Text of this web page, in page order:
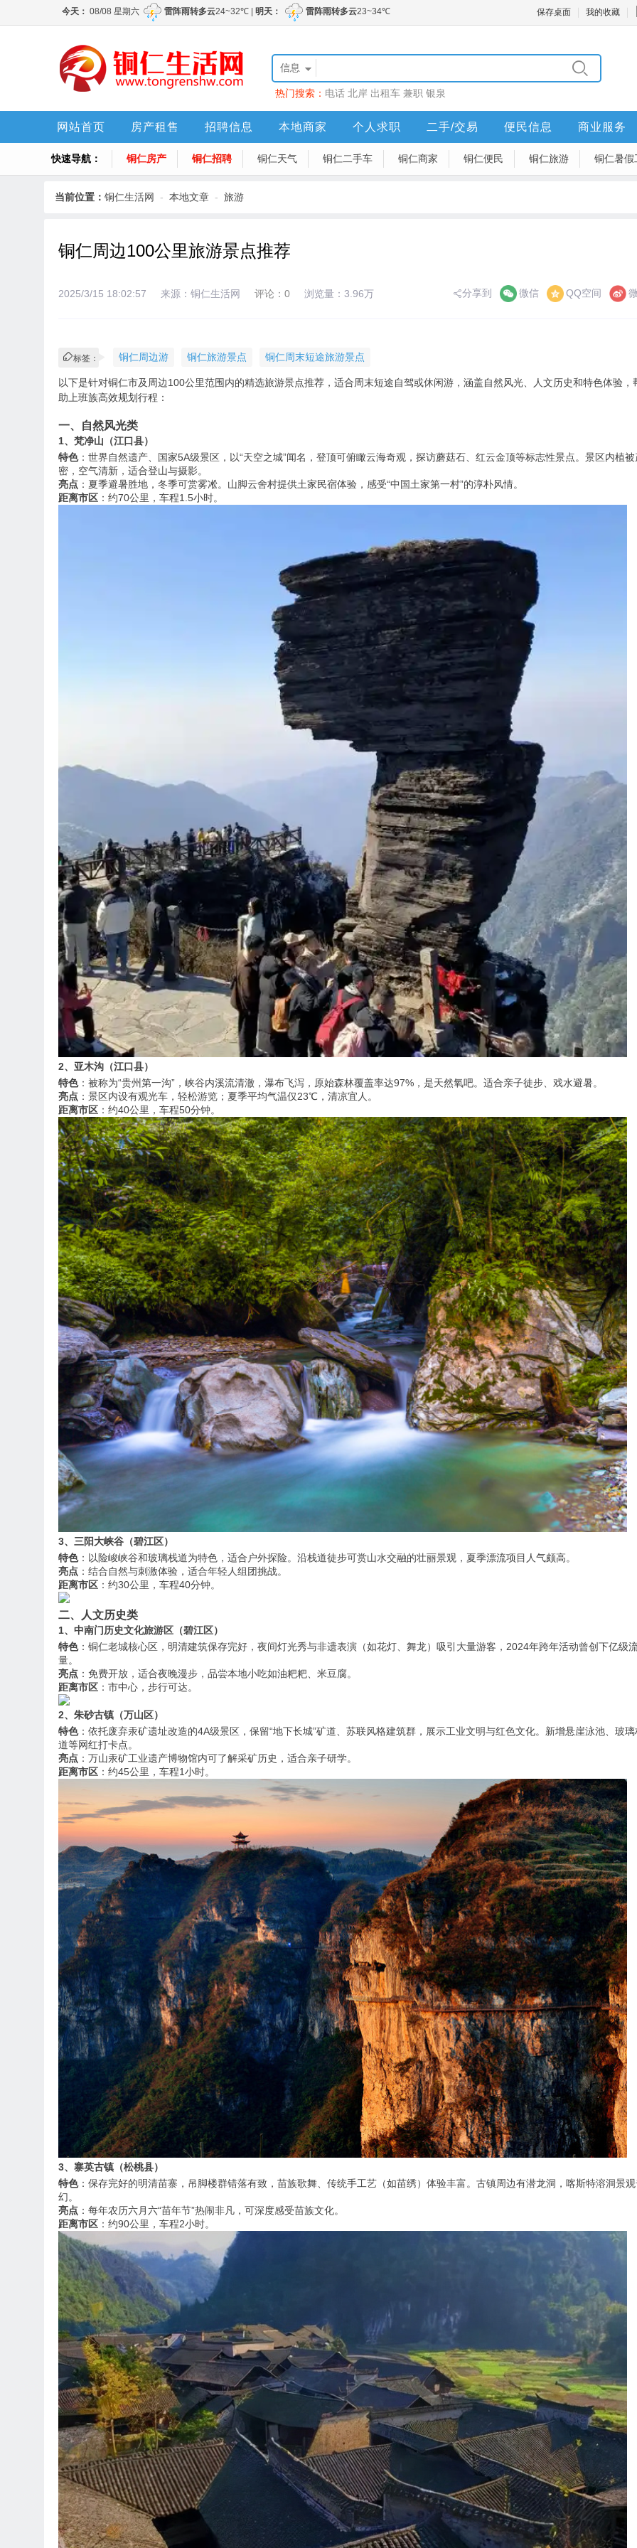
保存桌面 我的收藏
信息
热门搜索： 电话 北岸 出租车 兼职 银泉
网站首页 房产租售 招聘信息 本地商家 个人求职 二手/交易 便民信息 商业服务
快速导航： 铜仁房产 铜仁招聘 铜仁天气 铜仁二手车 铜仁商家 铜仁便民 铜仁旅游 铜仁暑假
当前位置： 铜仁生活网 - 本地文章 - 旅游
铜仁周边100公里旅游景点推荐
2025/3/15 18:02:57 来源：铜仁生活网 评论：0 浏览量：3.96万 分享到 微信 QQ空间
标签： 铜仁周边游 铜仁旅游景点 铜仁周末短途旅游景点
以下是针对铜仁市及周边100公里范围内的精选旅游景点推荐，适合周末短途自驾或休闲游，涵盖自然风光、人文历史和特色体验，
助上班族高效规划行程：
一、自然风光类
1、梵净山（江口县）
特色：世界自然遗产、国家5A级景区，以“天空之城”闻名，登顶可俯瞰云海奇观，探访蘑菇石、红云金顶等标志性景点。景区内植被
密，空气清新，适合登山与摄影。
亮点 ：夏季避暑胜地，冬季可赏雾凇。山脚云舍村提供土家民宿体验，感受“中国土家第一村”的淳朴风情。
距离市区 ：约70公里，车程1.5小时。
2、亚木沟（江口县）
特色：被称为“贵州第一沟”，峡谷内溪流清澈，瀑布飞泻，原始森林覆盖率达97%，是天然氧吧。适合亲子徒步、戏水避暑。
亮点 ：景区内设有观光车，轻松游览；夏季平均气温仅23℃，清凉宜人。
距离市区 ：约40公里，车程50分钟。
3、三阳大峡谷（碧江区）
特色：以险峻峡谷和玻璃栈道为特色，适合户外探险。沿栈道徒步可赏山水交融的壮丽景观，夏季漂流项目人气颇高。
亮点 ：结合自然与刺激体验，适合年轻人组团挑战。
距离市区 ：约30公里，车程40分钟。
二、人文历史类
1、中南门历史文化旅游区（碧江区）
特色：铜仁老城核心区，明清建筑保存完好，夜间灯光秀与非遗表演（如花灯、舞龙）吸引大量游客，2024年跨年活动曾创下亿级
量。
亮点 ：免费开放，适合夜晚漫步，品尝本地小吃如油粑粑、米豆腐。
距离市区 ：市中心，步行可达。
2、朱砂古镇（万山区）
特色：依托废弃汞矿遗址改造的4A级景区，保留“地下长城”矿道、苏联风格建筑群，展示工业文明与红色文化。新增悬崖泳池、玻璃
道等网红打卡点。
亮点 ：万山汞矿工业遗产博物馆内可了解采矿历史，适合亲子研学。
距离市区 ：约45公里，车程1小时。
3、寨英古镇（松桃县）
特色：保存完好的明清苗寨，吊脚楼群错落有致，苗族歌舞、传统手工艺（如苗绣）体验丰富。古镇周边有潜龙洞，喀斯特溶洞景
幻。
亮点 ：每年农历六月六“苗年节”热闹非凡，可深度感受苗族文化。
距离市区 ：约90公里，车程2小时。